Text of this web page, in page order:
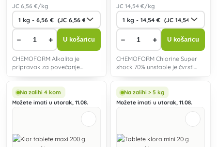
JC6,56 €/kg
− + U košaricu
CHEMOFORM Alkalita je
pripravak za povećanje
JC 14,54 €/kg
− + U košaricu
CHEMOFORM Chlorine Super
shock 70% unstable je čvrsti
Na zalihi 4 kom
Možete imati u utorak, 11.08.
Na zalihi > 5 kg
Možete imati u utorak, 11.08.